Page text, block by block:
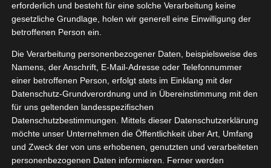
Zeige
grösseres
Bild
erforderlich und besteht für eine solche Verarbeitung keine
gesetzliche Grundlage, holen wir generell eine Einwilligung der
betroffenen Person ein.
Die Verarbeitung personenbezogener Daten, beispielsweise des
Namens, der Anschrift, E-Mail-Adresse oder Telefonnummer
einer betroffenen Person, erfolgt stets im Einklang mit der
Datenschutz-Grundverordnung und in Übereinstimmung mit den
für uns geltenden landesspezifischen
Datenschutzbestimmungen. Mittels dieser Datenschutzerklärung
möchte unser Unternehmen die Öffentlichkeit über Art, Umfang
und Zweck der von uns erhobenen, genutzten und verarbeiteten
personenbezogenen Daten informieren. Ferner werden